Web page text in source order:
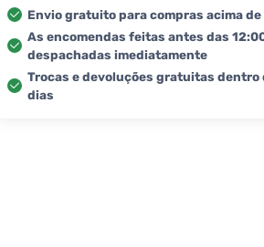
Envio gratuito para compras acima de
As encomendas feitas antes das
despachadas imediatamente
Trocas e devoluções gratuitas dentro
dias